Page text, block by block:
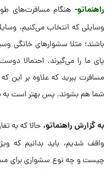
راهنماتو- هنگام مسافرت‌های
وسایلی که انتخاب می‌کنیم،
باشند؛ مثلا سشوارهای خانگی
پای ما را می‌گیرند. احتمالا
مسافرت ببرید که علاوه بر این
شما هم بشوند. پس بهتر است به
به گزارش راهنماتو، حالا که به
واقف شدیم، باید بدانیم که
چیست و چه نوع سشواری برای